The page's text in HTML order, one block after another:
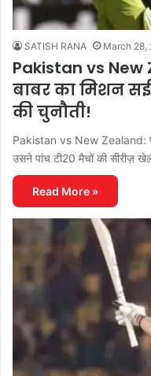
SATISH RANA March 28,
Pakistan vs New
बाबर का मिशन
की चुनौती!
Pakistan vs New Zealand:
उसने पांच टी20 मैचों की सीरीज़
Read More »